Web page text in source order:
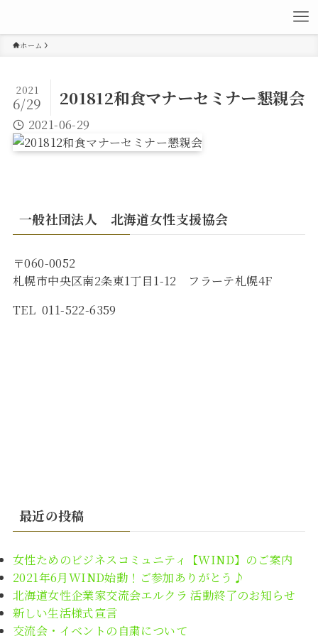
ホーム
201812和食マナーセミナー懇親会
2021
6/29
2021-06-29
一般社団法人 北海道女性支援協会
〒060-0052
札幌市中央区南2条東1丁目1-12 フラーテ札幌4F
TEL 011-522-6359
最近の投稿
女性ためのビジネスコミュニティ【WIND】のご案内
2021年6月WIND始動！ご参加ありがとう♪
北海道女性企業家交流会エルクラ 活動終了のお知らせ
新しい生活様式宣言
交流会・イベントの自粛について